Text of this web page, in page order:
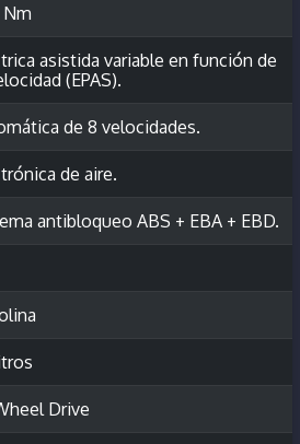
asistida variable en función de
(EPAS).
de 8 velocidades.
de aire.
antibloqueo ABS + EBA + EBD.
Drive